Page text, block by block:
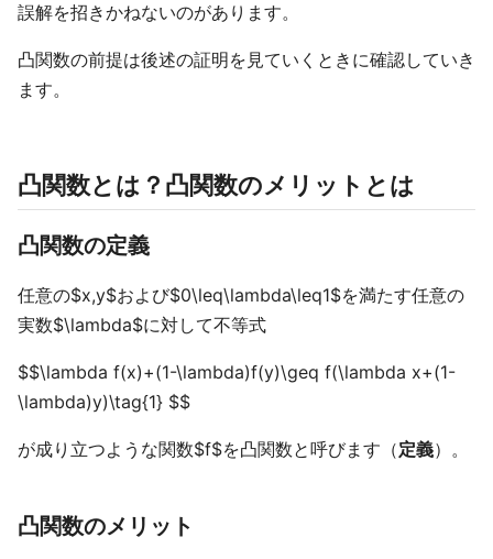
誤解を招きかねないのがあります。
凸関数の前提は後述の証明を見ていくときに確認していき
ます。
凸関数とは？凸関数のメリットとは
凸関数の定義
任意の$x,y$および$0\leq\lambda\leq1$を満たす任意の
実数$\lambda$に対して不等式
$$\lambda f(x)+(1-\lambda)f(y)\geq f(\lambda x+(1-
\lambda)y)\tag{1} $$
が成り立つような関数$f$を凸関数と呼びます（定義）。
凸関数のメリット